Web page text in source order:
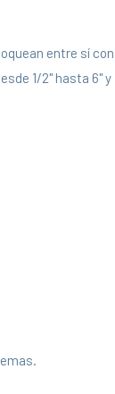
entre sí con
1/2" hasta 6" y